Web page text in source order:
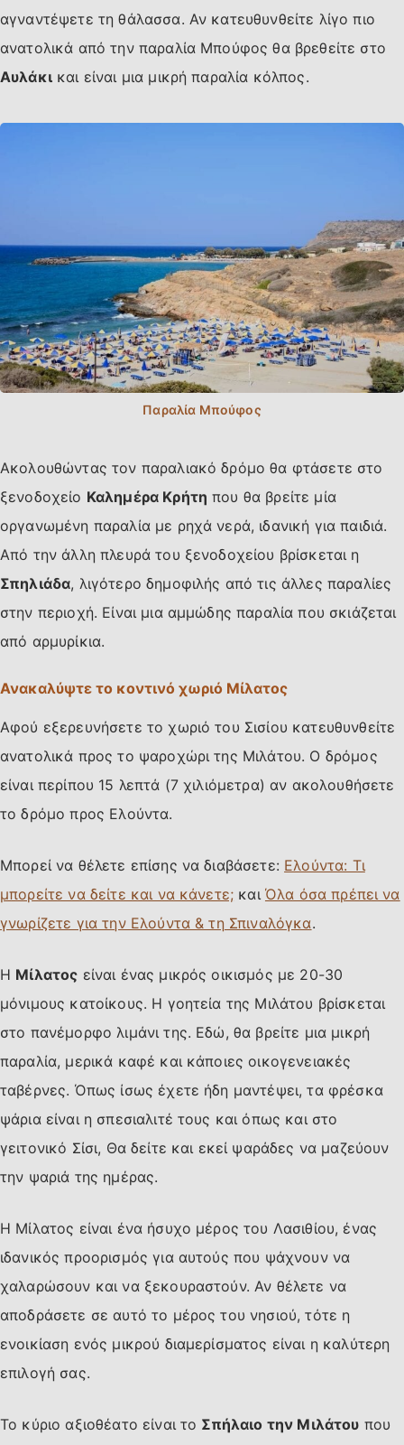
αγναντέψετε τη θάλασσα. Αν κατευθυνθείτε λίγο πιο
ανατολικά από την παραλία Μπούφος θα βρεθείτε στο
Αυλάκικαι είναι μια μικρή παραλία κόλπος.
Ακολουθώντας τον παραλιακό δρόμο θα φτάσετε στο
ξενοδοχείο Καλημέρα Κρήτη που θα βρείτε μία
οργανωμένη παραλία με ρηχά νερά, ιδανική για παιδιά.
Από την άλλη πλευρά του ξενοδοχείου βρίσκεται η
Σπηλιάδα, λιγότερο δημοφιλής από τις άλλες παραλίες
στην περιοχή. Είναι μια αμμώδης παραλία που σκιάζεται
από αρμυρίκια.
Ανακαλύψτε το κοντινό χωριό Μίλατος
Αφού εξερευνήσετε το χωριό του Σισίου κατευθυνθείτε
ανατολικά προς το ψαροχώρι της Μιλάτου. Ο δρόμος
είναι περίπου 15 λεπτά (7 χιλιόμετρα) αν ακολουθήσετε
το δρόμο προς Ελούντα.
Μπορεί να θέλετε επίσης να διαβάσετε: Ελούντα: Τι
μπορείτε να δείτε και να κάνετε; και Όλα όσα πρέπει να
γνωρίζετε για την Ελούντα & τη Σπιναλόγκα.
Η Μίλατος είναι ένας μικρός οικισμός με 20-30
μόνιμους κατοίκους. Η γοητεία της Μιλάτου βρίσκεται
στο πανέμορφο λιμάνι της. Εδώ, θα βρείτε μια μικρή
παραλία, μερικά καφέ και κάποιες οικογενειακές
ταβέρνες. Όπως ίσως έχετε ήδη μαντέψει, τα φρέσκα
ψάρια είναι η σπεσιαλιτέ τους και όπως και στο
γειτονικό Σίσι, Θα δείτε και εκεί ψαράδες να μαζεύουν
την ψαριά της ημέρας.
Η Μίλατος είναι ένα ήσυχο μέρος του Λασιθίου, ένας
ιδανικός προορισμός για αυτούς που ψάχνουν να
χαλαρώσουν και να ξεκουραστούν. Αν θέλετε να
αποδράσετε σε αυτό το μέρος του νησιού, τότε η
ενοικίαση ενός μικρού διαμερίσματος είναι η καλύτερη
επιλογή σας.
Το κύριο αξιοθέατο είναι το Σπήλαιο την Μιλάτου που